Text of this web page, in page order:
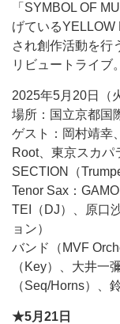
「SYMBOL OF
げている
され創作活動を行
リビュートライブ。
2025年5月20日（
場所：国立京都国
ゲスト：岡村靖幸
Root、東京スカパ
SECTION（
Tenor Sax：
TEI（DJ）、原口
ョン）
バンド（MVF
（Key）、大井一
（Seq/Horns）、
★5月21日